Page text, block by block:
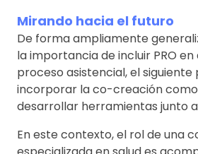
Mirando hacia el futuro
De forma ampliamente
la importancia de incluir PRO
proceso asistencial, el siguiente
incorporar la co-creación
desarrollar herramientas junto
En este contexto, el rol de una